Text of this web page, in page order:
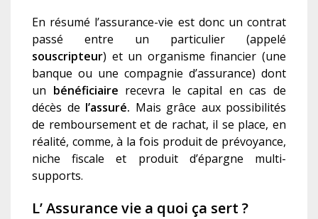
En résumé l’assurance-vie est donc un contrat
passé entre un particulier (appelé
souscripteur) et un organisme financier (une
banque ou une compagnie d’assurance) dont
un bénéficiaire recevra le capital en cas de
décès de l’assuré. Mais grâce aux possibilités
de remboursement et de rachat, il se place, en
réalité, comme, à la fois produit de prévoyance,
niche fiscale et produit d’épargne multi-
supports.
L’ Assurance vie a quoi ça sert ?